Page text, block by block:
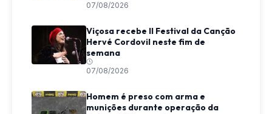
07/08/2026
Viçosa recebe II Festival da Canção
Hervé Cordovil neste fim de
semana
07/08/2026
Homem é preso com arma e
munições durante operação da